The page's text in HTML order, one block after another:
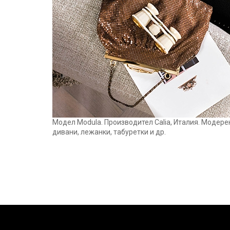
Модел Modula. Производител Calia, Италия.
дивани, лежанки, табуретки и др.